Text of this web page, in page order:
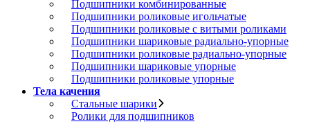
Подшипники комбинированные
Подшипники роликовые игольчатые
Подшипники роликовые с витыми роликами
Подшипники шариковые радиально-упорные
Подшипники роликовые радиально-упорные
Подшипники шариковые упорные
Подшипники роликовые упорные
Тела качения
Стальные шарики
Ролики для подшипников